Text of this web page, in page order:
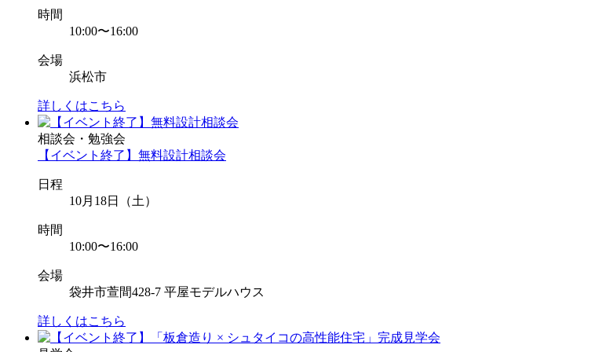
時間
10:00〜16:00
会場
浜松市
詳しくはこちら
相談会・勉強会
【イベント終了】無料設計相談会
日程
10月18日（土）
時間
10:00〜16:00
会場
袋井市萱間428-7 平屋モデルハウス
詳しくはこちら